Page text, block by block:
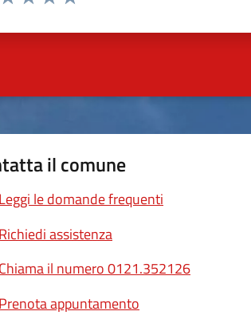
il comune
Leggi le domande frequenti
Richiedi assistenza
Chiama il numero 0121.352126
Prenota appuntamento